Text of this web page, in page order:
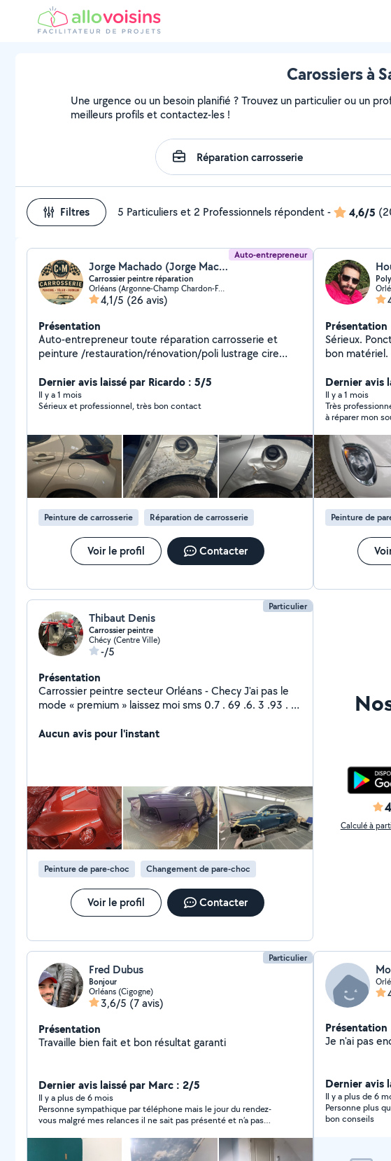
Carossiers à
Une urgence ou un besoin planifié ? Trouvez un particulier ou un
meilleurs profils et contactez-les !
Filtres 5 Particuliers et 2 Professionnels répondent- 4,6/5
Auto-entrepreneur
Jorge Machado (Jorge Machado)
Carrossier peintre réparation
Orléans (Argonne-Champ Chardon-Fontaine-Nécotin)
4,1/5 (26 avis)
Présentation
Auto-entrepreneur toute réparation carrosserie et
peinture /restauration/rénovation/poli lustrage cire
compagnon de france tôlier Formeur toute re dressage
découpage restructuration éléments rouillé plantage
toute carrosserie toute soudure alu/metal/metal
Spécialiste dans la voiture de collection.
Dernier avis laissé par Ricardo : 5/5
Il y a 1 mois
Sérieux et professionnel, très bon contact
Peinture de carrosserie Réparation de carrosserie
Voir le profil Contacter
Présentation
Sérieux.
bon matériel.
Dernier avis
Il y a 1 mois
Très
à réparer mon
Peinture de
Particulier
Thibaut Denis
Carrossier peintre
Chécy (Centre Ville)
-/5
Présentation
Carrossier peintre secteur Orléans - Checy J'ai pas le
mode « premium » laissez moi sms 0.7 . 69 .6. 3 .93 . .
ALLOVOISINS
Aucun avis pour l'instant
Peinture de pare-choc Changement de pare-choc
Voir le profil Contacter
Calculé à
Particulier
Fred Dubus
Bonjour
Orléans (Cigogne)
3,6/5 (7 avis)
Présentation
Travaille bien fait et bon résultat garanti
Dernier avis laissé par Marc : 2/5
Il y a plus de 6 mois
Personne sympathique par téléphone mais le jour du rendez-
vous malgré mes relances il ne sait pas présenté et n’a pas
Présentation
Dernier avis
Il y a plus de 6
Personne plus
bon conseils